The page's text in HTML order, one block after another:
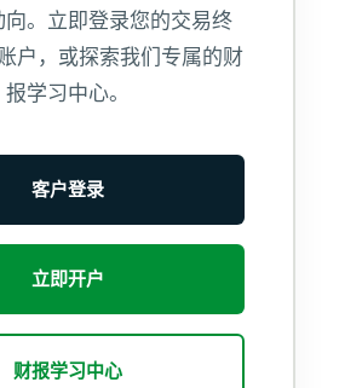
向。立即登录您的交易终
户，或探索我们专属的财
报学习中心。
客户登录
立即开户
财报学习中心